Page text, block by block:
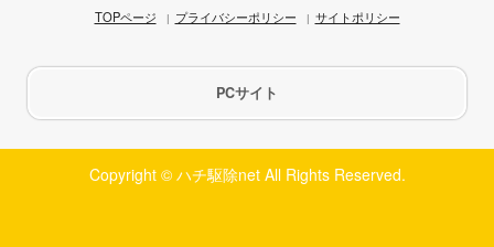
TOPページ プライバシーポリシー サイトポリシー
PCサイト
Copyright © ハチ駆除net All Rights Reserved.